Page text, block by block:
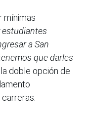
mínimas
estudiantes
a San
que darles
doble opción de